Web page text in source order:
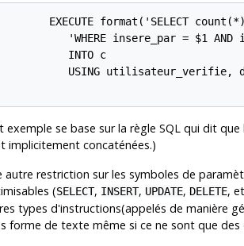
EXECUTE format('SELECT
'WHERE insere_par = $1 AND
INTO c
USING utilisateur_verifie,
exemple se base sur la règle SQL qui dit
implicitement concaténées.)
autre restriction sur les symboles de
(SELECT, INSERT, UPDATE, DELETE,
types d'instructions(appelés de manière
forme de texte même si ce ne sont que des